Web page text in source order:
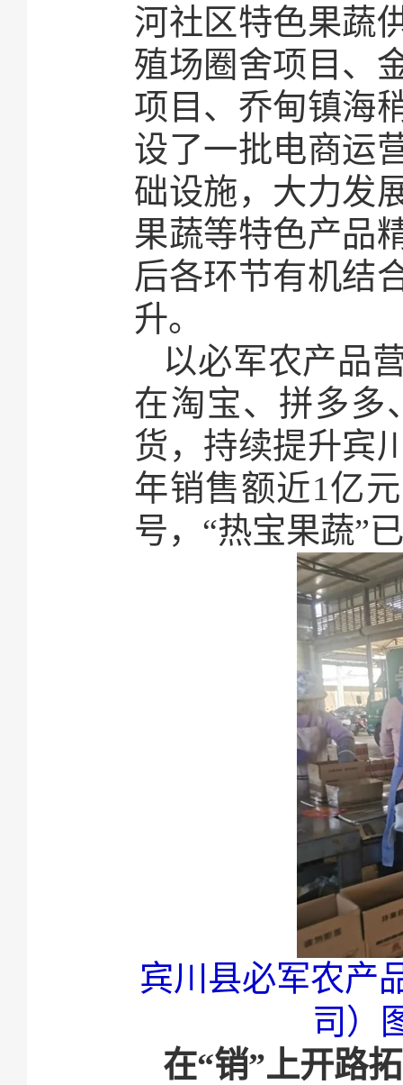
河社区特色果蔬
殖场圈舍项目、
项目、乔甸镇海
设了一批电商运
础设施，大力发
果蔬等特色产品
后各环节有机结
升。
以必军农产品
在淘宝、拼多多
货，持续提升宾
年销售额近1亿
号，“热宝果蔬”
宾川县必军农产
司）
在“销”上开路